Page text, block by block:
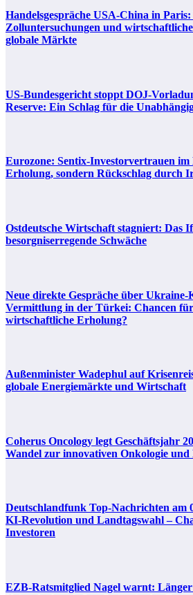
Handelsgespräche USA-China in Paris:
Zolluntersuchungen und
globale Märkte
US-Bundesgericht stoppt DOJ-
Reserve: Ein Schlag für die
Eurozone: Sentix-Investorvertrauen im
Erholung, sondern Rückschlag durch
Ostdeutsche Wirtschaft stagniert: Das
besorgniserregende Schwäche
Neue direkte Gespräche über
Vermittlung in der Türkei: Chancen
wirtschaftliche Erholung?
Außenminister Wadephul auf
globale Energiemärkte und Wirtschaft
Coherus Oncology legt Geschäftsjahr
Wandel zur innovativen Onkologie
Deutschlandfunk Top-Nachrichten am
KI-Revolution und Landtagswahl –
Investoren
EZB-Ratsmitglied Nagel warnt: